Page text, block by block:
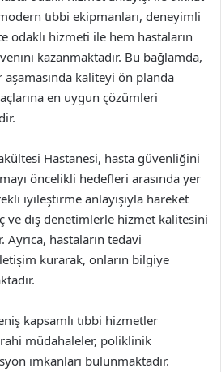
tıbbi ekipmanları, deneyimli
odaklı hizmeti ile hem hastaların
kazanmaktadır. Bu bağlamda,
kaliteyi ön planda
en uygun çözümleri
Hastanesi, hasta güvenliğini
öncelikli hedefleri arasında yer
iyileştirme anlayışıyla hareket
ve dış denetimlerle hizmet kalitesini
Ayrıca, hastaların tedavi
kurarak, onların bilgiye
kapsamlı tıbbi hizmetler
müdahaleler, poliklinik
imkanları bulunmaktadir.